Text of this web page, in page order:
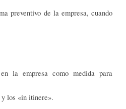
preventivo de la empresa, cuando
la empresa como medida para
los «in itinere».